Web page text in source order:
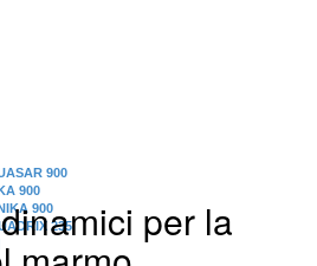
900
900
900
235
per la